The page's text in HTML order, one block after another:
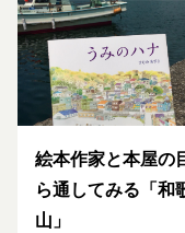
絵本作家と本屋の
ら通してみる「和
山」